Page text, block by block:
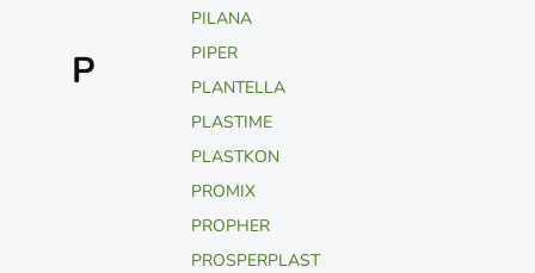
P
PILANA
PIPER
PLANTELLA
PLASTIME
PLASTKON
PROMIX
PROPHER
PROSPERPLAST